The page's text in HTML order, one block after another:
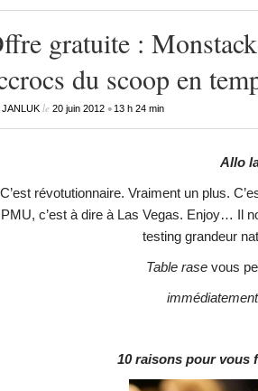
gratuite :
du scoop en
JANLUKle 20 juin 2012• 13 h 24 min
Allo
C’est révotutionnaire. Vraiment un plus.
PMU, c’est à dire à Las Vegas. Enjoy… Il
testing grandeur
Table rasevous
10 raisons pour vous